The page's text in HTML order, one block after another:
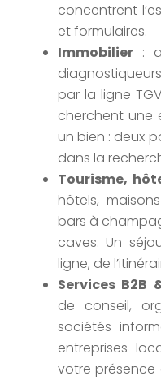
concentrent
et formulaires.
Immobilier:
par la ligne
cherchent une
un bien : deux
dans la
Tourisme,
hôtels,
bars à
caves. Un
ligne, de
Services B2B
de conseil,
sociétés
entreprises
votre